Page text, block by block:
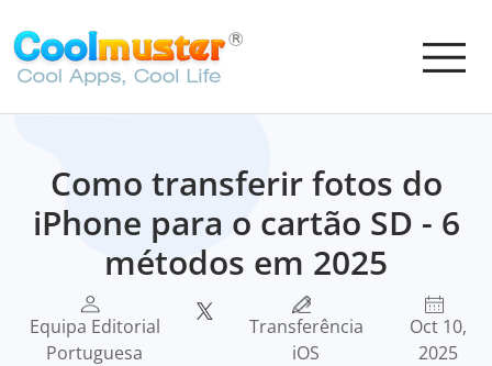
Como transferir fotos do
iPhone para o cartão SD - 6
métodos em 2025
Equipa Editorial
Portuguesa
Transferência
iOS
Oct 10,
2025